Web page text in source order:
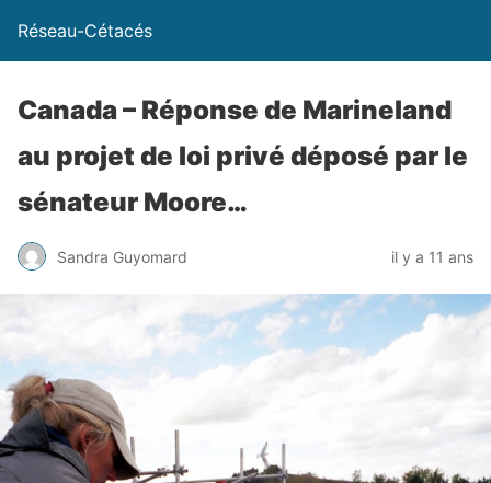
Réseau-Cétacés
Canada – Réponse de Marineland
au projet de loi privé déposé par le
sénateur Moore…
Sandra Guyomard il y a 11 ans